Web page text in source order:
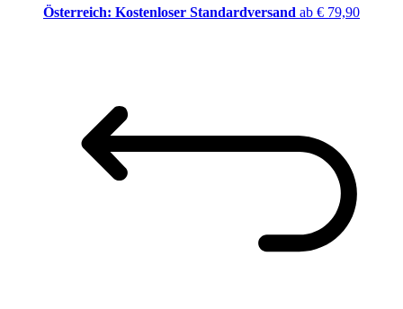
Österreich: Kostenloser Standardversand ab € 79,90